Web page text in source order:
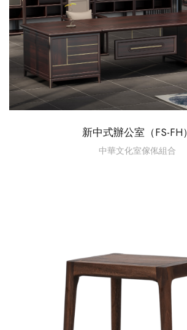
新中式辦公室（FS-FH）
中華文化室傢俬組合